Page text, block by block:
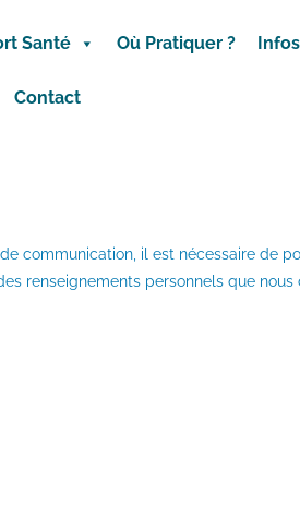
Santé Où Pratiquer ?
Contact
communication, il est nécessaire de
renseignements personnels que nous